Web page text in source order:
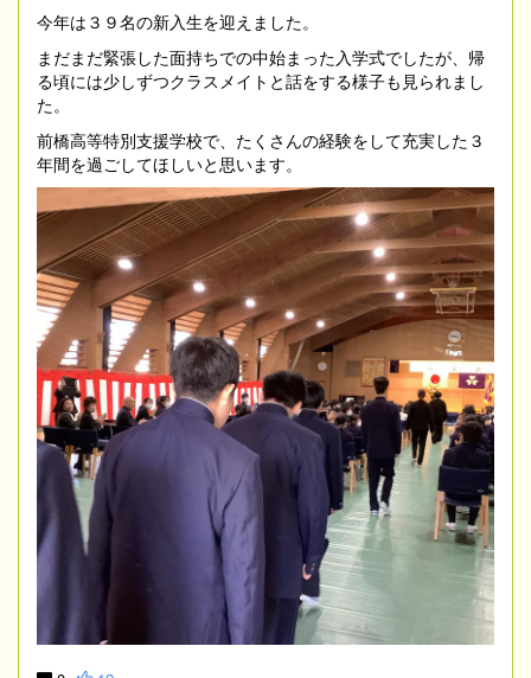
今年は３９名の新入生を迎えました。
まだまだ緊張した面持ちでの中始まった入学式でしたが、帰
る頃には少しずつクラスメイトと話をする様子も見られまし
た。
前橋高等特別支援学校で、たくさんの経験をして充実した３
年間を過ごしてほしいと思います。